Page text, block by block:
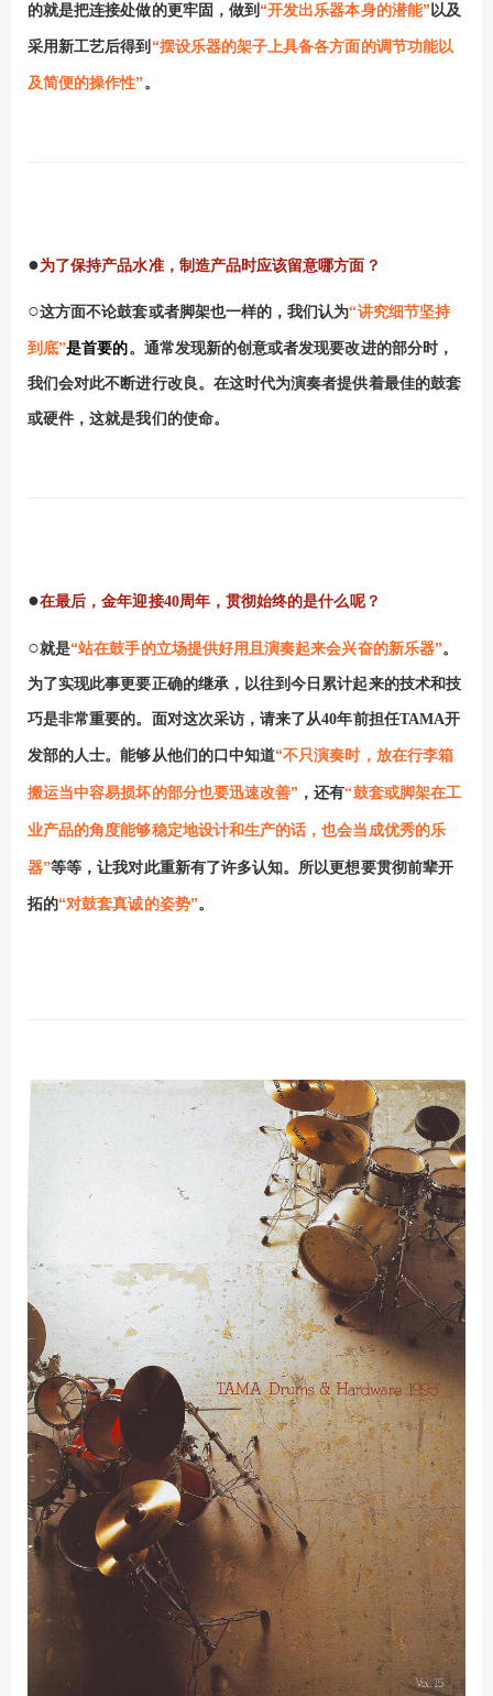
的就是把连接处做的更牢固，做到 “开发出乐器本身的潜能”以及
采用新工艺后得到 “摆设乐器的架子上具备各方面的调节功能以
及简便的操作性” 。
●为了保持产品水准，制造产品时应该留意哪方面？
○这方面不论鼓套或者脚架也一样的，我们认为“讲究细节坚持
到底”是首要的。通常发现新的创意或者发现要改进的部分时，
我们会对此不断进行改良。在这时代为演奏者提供着最佳的鼓套
或硬件，这就是我们的使命。
●在最后，金年迎接40周年，贯彻始终的是什么呢？
○就是“站在鼓手的立场提供好用且演奏起来会兴奋的新乐器”。
为了实现此事更要正确的继承，以往到今日累计起来的技术和技
巧是非常重要的。面对这次采访，请来了从40年前担任TAMA开
发部的人士。能够从他们的口中知道“不只演奏时，放在行李箱
搬运当中容易损坏的部分也要迅速改善” ，还有“鼓套或脚架在工
业产品的角度能够稳定地设计和生产的话，也会当成优秀的乐
器”等等，让我对此重新有了许多认知。所以更想要贯彻前辈开
拓的“对鼓套真诚的姿势”。